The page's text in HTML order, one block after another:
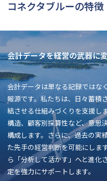
コネクタブルーの特徴
会計データを経営の武器に
会計データは単なる記録ではな
報源です。私たちは、日々蓄積
結させる仕組みづくりを支援し
構造、顧客別採算性など、意思
構成します。さらに、過去の実
た先手の経営判断を可能にしま
ら「分析して活かす」へと進化
定を強力にサポートします。